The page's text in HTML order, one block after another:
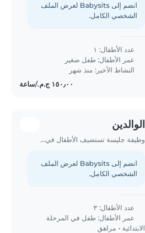
انضم إلى Babysits لعرض الملف
الشخصي الكامل.
عدد الأطفال: ١
عمر الأطفال: طفل صغير
النشاط الأخير: منذ شهر
الوالدين
وظيفة جليسة تستضيف الأطفال في بيتها في العبور
انضم إلى Babysits لعرض الملف
الشخصي الكامل.
عدد الأطفال: ٣
عمر الأطفال: طفل في المرحلة
الابتدائية • مراهق